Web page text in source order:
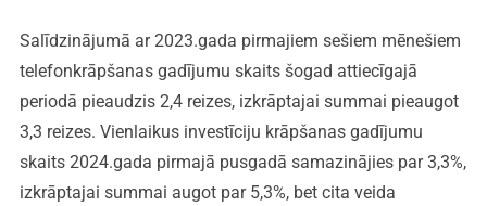
Salīdzinājumā ar 2023.gada pirmajiem sešiem mēnešiem
telefonkrāpšanas gadījumu skaits šogad attiecīgajā
periodā pieaudzis 2,4 reizes, izkrāptajai summai pieaugot
3,3 reizes. Vienlaikus investīciju krāpšanas gadījumu
skaits 2024.gada pirmajā pusgadā samazinājies par 3,3%,
izkrāptajai summai augot par 5,3%, bet cita veida